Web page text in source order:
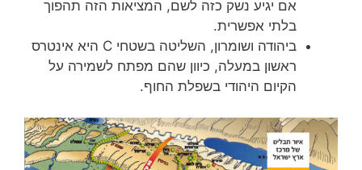
אם יגיע נשק כזה לשם, המציאות הזה תהפוך
בלתי אפשרית.
ביהודה ושומרון, השליטה בשטחי C היא אינטרס
ראשון במעלה, כיוון שהם מפתח לשמירה על
הקיום היהודי בשפלת החוף.